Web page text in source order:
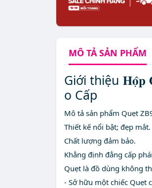
MÔ TẢSẢN PHẨM
Giới thiệu 𝐇𝐨̣̂𝐩
o Cấp
Mô tả sản phẩm Quẹt
Thiết kế nổi bật; đẹp mắt.
Chất lượng đảm bảo.
Khẳng định đẳng cấp
Quẹt là đồ dùng không
- Sở hữu một chiếc Quẹt